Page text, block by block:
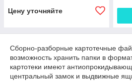
Цену уточняйте
Сборно-разборные картотечные
возможность хранить папки в
картотеки имеют
центральный замок и выдвижные